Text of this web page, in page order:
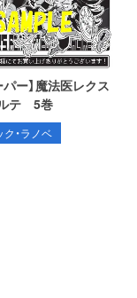
パー】魔法医レクス
テ 5巻
・ラノベ